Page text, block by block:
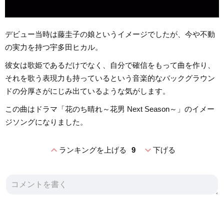
デビュー当時は藤圭子の娘というイメージでしたが、今や不動
の実力を持つ宇多田ヒカル。
彼女は歌姫であるだけでなく、自分で確信をもって曲を作り、
それを歌う表現力も持っているという音楽的なバックグラウン
ドの分厚さがにじみ出ているような気がします。
この曲はドラマ「花のち晴れ～花男 Next Season～」のイメー
ジソングになりました。
expand_lessランキングを上げる 9 expand_more下げる